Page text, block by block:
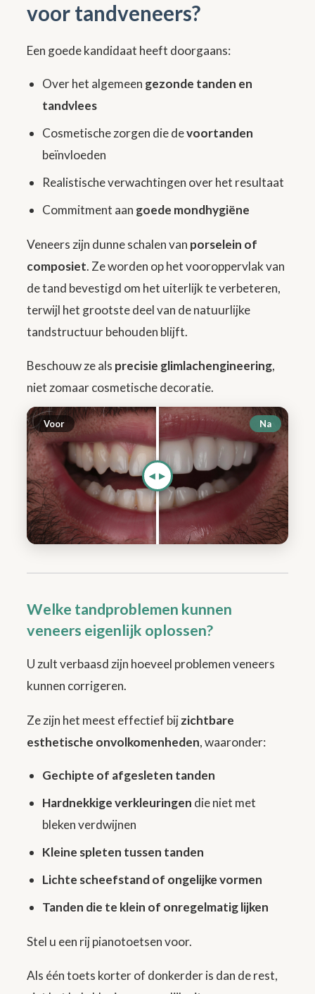
Voor Na
voor tandveneers?
Een goede kandidaat heeft doorgaans:
Over het algemeen gezonde tanden en
tandvlees
Cosmetische zorgen die devoortanden
beïnvloeden
Realistische verwachtingen over het resultaat
Commitment aan goede mondhygiëne
Veneers zijn dunne schalen van porselein of
composiet. Ze worden op het vooroppervlak van
de tand bevestigd om het uiterlijk te verbeteren,
terwijl het grootste deel van de natuurlijke
tandstructuur behouden blijft.
Beschouw ze als precisie glimlachengineering,
niet zomaar cosmetische decoratie.
Welke tandproblemen kunnen
veneers eigenlijk oplossen?
U zult verbaasd zijn hoeveel problemen veneers
kunnen corrigeren.
Ze zijn het meest effectief bijzichtbare
esthetische onvolkomenheden, waaronder:
Gechipte of afgesleten tanden
Hardnekkige verkleuringen die niet met
bleken verdwijnen
Kleine spleten tussen tanden
Lichte scheefstand of ongelijke vormen
Tanden die te klein of onregelmatig lijken
Stel u een rij pianotoetsen voor.
Als één toets korter of donkerder is dan de rest,